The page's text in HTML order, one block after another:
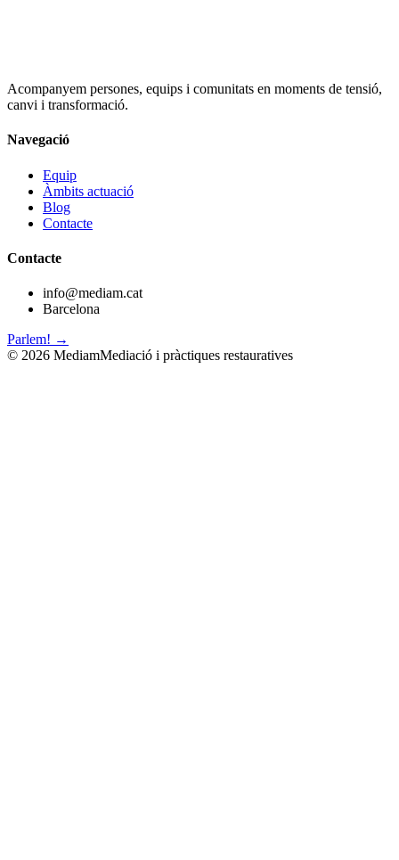
Acompanyem persones, equips i comunitats en moments de tensió,
canvi i transformació.
Navegació
Equip
Àmbits actuació
Blog
Contacte
Contacte
info@mediam.cat
Barcelona
Parlem! →
© 2026 MediamMediació i pràctiques restauratives